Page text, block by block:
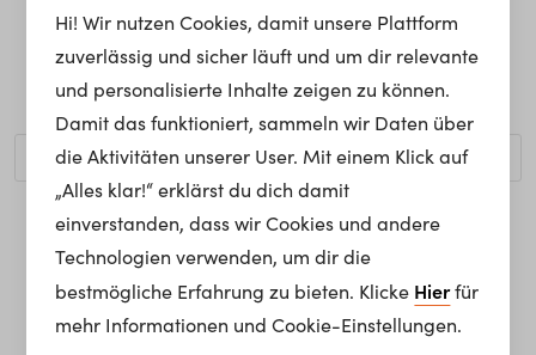
Ups, die gewünschte Seite kann nicht gefunden werden.
Möchtest du nach einem bestimmten Begriff suchen?
Homepage
Hi! Wir nutzen Cookies, damit unsere Plattform
zuverlässig und sicher läuft und um dir relevante
und personalisierte Inhalte zeigen zu können.
Damit das funktioniert, sammeln wir Daten über
die Aktivitäten unserer User. Mit einem Klick auf
„Alles klar!“ erklärst du dich damit
einverstanden, dass wir Cookies und andere
Technologien verwenden, um dir die
bestmögliche Erfahrung zu bieten. Klicke Hierfür
mehr Informationen und Cookie-Einstellungen.